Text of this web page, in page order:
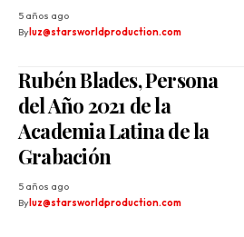
5 años ago
By luz@starsworldproduction.com
Rubén Blades, Persona
del Año 2021 de la
Academia Latina de la
Grabación
5 años ago
By luz@starsworldproduction.com